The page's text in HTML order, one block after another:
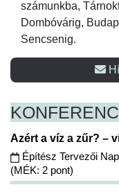
számunkba,
Dombóvárig,
Sencsenig.
Azért a víz a zűr? –
Építész Tervezői
(MÉK: 2 pont)